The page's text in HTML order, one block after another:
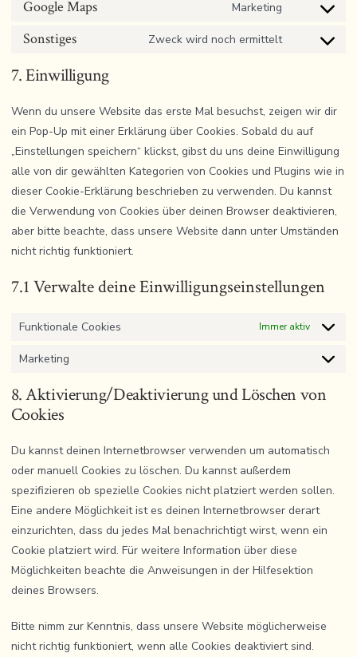
fonts
Google Maps Marketing
Consent
maps
Sonstiges Zweck wird noch ermittelt
Consent
sonstiges
7. Einwilligung
Wenn du unsere Website das erste Mal besuchst, zeigen wir dir
ein Pop-Up mit einer Erklärung über Cookies. Sobald du auf
„Einstellungen speichern“ klickst, gibst du uns deine Einwilligung
alle von dir gewählten Kategorien von Cookies und Plugins wie in
dieser Cookie-Erklärung beschrieben zu verwenden. Du kannst
die Verwendung von Cookies über deinen Browser deaktivieren,
aber bitte beachte, dass unsere Website dann unter Umständen
nicht richtig funktioniert.
7.1 Verwalte deine Einwilligungseinstellungen
Funktionale Cookies Immer aktiv
Marketing
8. Aktivierung/Deaktivierung und Löschen von
Cookies
Du kannst deinen Internetbrowser verwenden um automatisch
oder manuell Cookies zu löschen. Du kannst außerdem
spezifizieren ob spezielle Cookies nicht platziert werden sollen.
Eine andere Möglichkeit ist es deinen Internetbrowser derart
einzurichten, dass du jedes Mal benachrichtigt wirst, wenn ein
Cookie platziert wird. Für weitere Information über diese
Möglichkeiten beachte die Anweisungen in der Hilfesektion
deines Browsers.
Bitte nimm zur Kenntnis, dass unsere Website möglicherweise
nicht richtig funktioniert, wenn alle Cookies deaktiviert sind.